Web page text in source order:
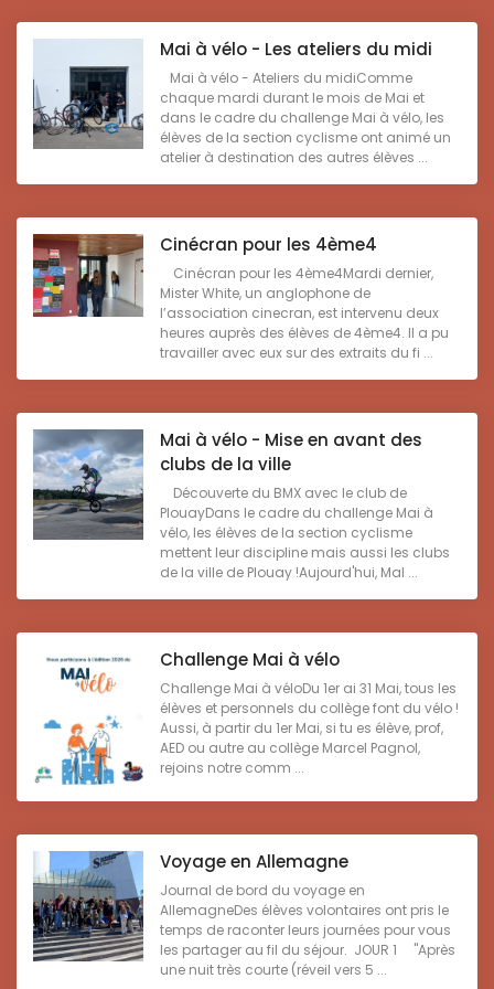
Mai à vélo - Les ateliers du midi
Mai à vélo - Ateliers du midiComme
chaque mardi durant le mois de Mai et
dans le cadre du challenge Mai à vélo, les
élèves de la section cyclisme ont animé un
atelier à destination des autres élèves ...
Cinécran pour les 4ème4
Cinécran pour les 4ème4Mardi dernier,
Mister White, un anglophone de
l’association cinecran, est intervenu deux
heures auprès des élèves de 4ème4. Il a pu
travailler avec eux sur des extraits du fi ...
Mai à vélo - Mise en avant des
clubs de la ville
Découverte du BMX avec le club de
PlouayDans le cadre du challenge Mai à
vélo, les élèves de la section cyclisme
mettent leur discipline mais aussi les clubs
de la ville de Plouay !Aujourd'hui, Mal ...
Challenge Mai à vélo
Challenge Mai à véloDu 1er ai 31 Mai, tous les
élèves et personnels du collège font du vélo !
Aussi, à partir du 1er Mai, si tu es élève, prof,
AED ou autre au collège Marcel Pagnol,
rejoins notre comm ...
Voyage en Allemagne
Journal de bord du voyage en
AllemagneDes élèves volontaires ont pris le
temps de raconter leurs journées pour vous
les partager au fil du séjour. JOUR 1 "Après
une nuit très courte (réveil vers 5 ...